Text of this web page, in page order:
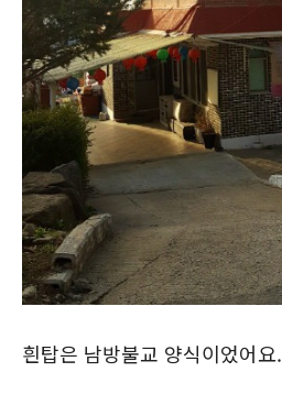
흰탑은 남방불교 양식이었어요.